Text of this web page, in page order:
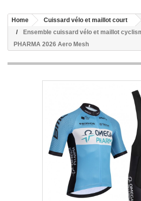
Home
Cuissard vélo et maillot court
Ensemble cuissard vélo et maillot
PHARMA 2026 Aero Mesh